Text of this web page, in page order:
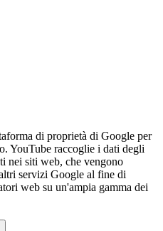
di proprietà di Google per
YouTube raccoglie i dati degli
nei siti web, che vengono
servizi Google al fine di
web su un'ampia gamma dei